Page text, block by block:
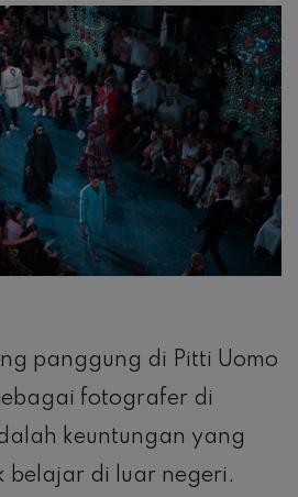
panggung di Pitti Uomo
fotografer di
keuntungan yang
belajar di luar negeri.